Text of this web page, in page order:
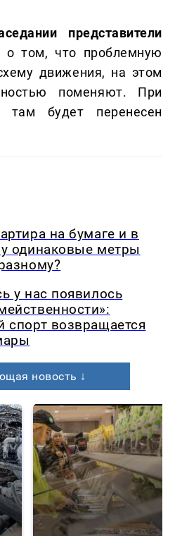
представители
том, что проблемную
движения, на этом
поменяют. При
там будет перенесен
на бумаге и в
одинаковые метры
у нас появилось
спорт возвращается
новость ↓